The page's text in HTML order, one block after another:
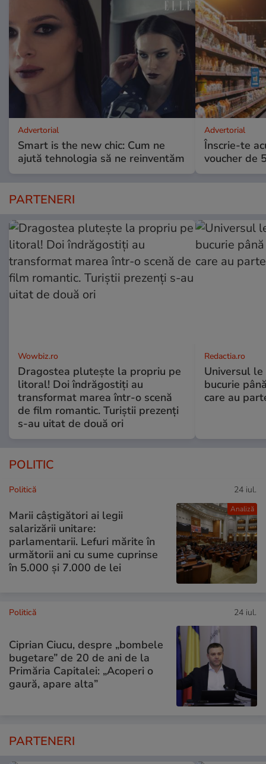
Advertorial
Smart is the new chic: Cum ne
ajută tehnologia să ne reinventăm
Advertorial
Înscrie-te
voucher de
PARTENERI
Wowbiz.ro
Dragostea plutește la propriu pe
litoral! Doi îndrăgostiți au
transformat marea într-o scenă
de film romantic. Turiștii prezenți
s-au uitat de două ori
Redactia.ro
Universul
bucurie
care au
POLITIC
Analiză
Politică 24 iul.
Marii câștigători ai legii
salarizării unitare:
parlamentarii. Lefuri mărite în
următorii ani cu sume cuprinse
în 5.000 și 7.000 de lei
Politică 24 iul.
Ciprian Ciucu, despre „bombele
bugetare” de 20 de ani de la
Primăria Capitalei: „Acoperi o
gaură, apare alta”
PARTENERI